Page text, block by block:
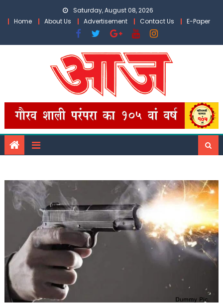
Saturday, August 08, 2026
Home
About Us Advertisement Contact Us E-Paper